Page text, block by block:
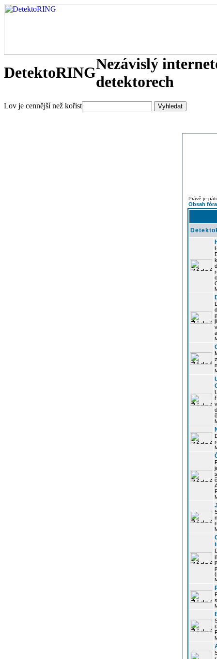
DetektoRINGNezávislý
detektorech
Lov je cennější než kořist
Právě je
Obsah